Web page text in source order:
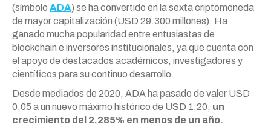
(símbolo ADA) se ha convertido en la sexta criptomoneda
de mayor capitalización (USD 29.300 millones). Ha
ganado mucha popularidad entre entusiastas de
blockchain e inversores institucionales, ya que cuenta con
el apoyo de destacados académicos, investigadores y
científicos para su continuo desarrollo.
Desde mediados de 2020, ADA ha pasado de valer USD
0,05 a un nuevo máximo histórico de USD 1,20, un
crecimiento del 2.285% en menos de un año.